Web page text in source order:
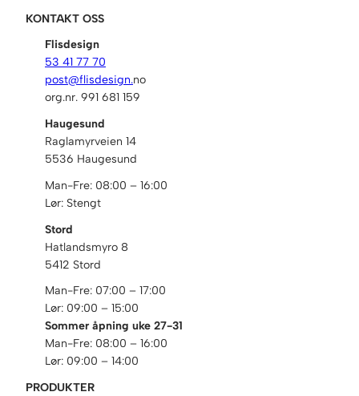
KONTAKT OSS
Flisdesign
53 41 77 70
post@flisdesign.no
org.nr. 991 681 159
Haugesund
Raglamyrveien 14
5536 Haugesund
Man-Fre: 08:00 – 16:00
Lør: Stengt
Stord
Hatlandsmyro 8
5412 Stord
Man-Fre: 07:00 – 17:00
Lør: 09:00 – 15:00
Sommer åpning uke 27-31
Man-Fre: 08:00 – 16:00
Lør: 09:00 – 14:00
PRODUKTER